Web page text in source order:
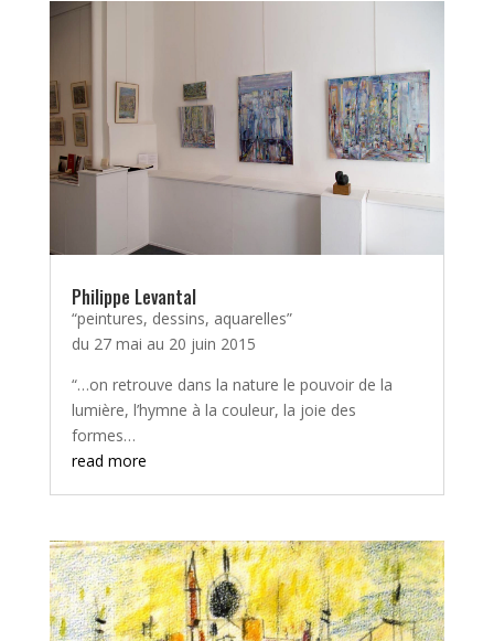
Philippe Levantal
“peintures, dessins, aquarelles”
du 27 mai au 20 juin 2015
“…on retrouve dans la nature le pouvoir de la
lumière, l’hymne à la couleur, la joie des
formes…
read more